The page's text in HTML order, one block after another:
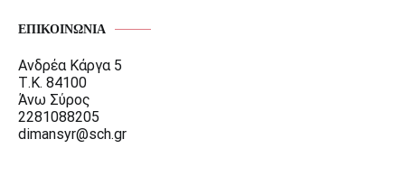
ΕΠΙΚΟΙΝΩΝΊΑ
Ανδρέα Κάργα 5
Τ.Κ. 84100
Άνω Σύρος
2281088205
dimansyr@sch.gr